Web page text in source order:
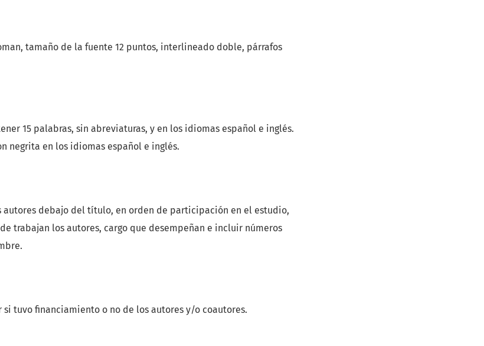
tamaño de la fuente 12 puntos, interlineado doble, párrafos
15 palabras, sin abreviaturas, y en los idiomas español e inglés.
negrita en los idiomas español e inglés.
autores debajo del título, en orden de participación en el estudio,
trabajan los autores, cargo que desempeñan e incluir números
tuvo financiamiento o no de los autores y/o coautores.